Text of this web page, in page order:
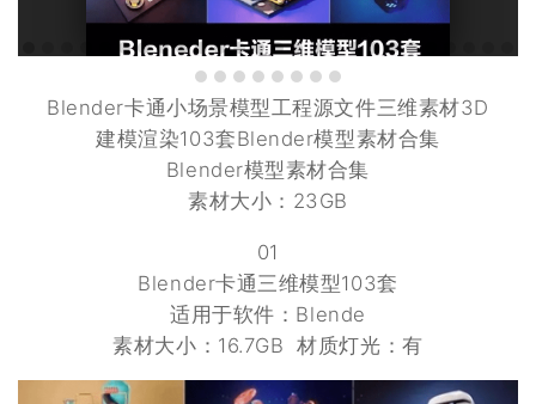
Blender卡通小场景模型工程源文件三维素材3D
建模渲染103套Blender模型素材合集
Blender模型素材合集
素材大小：23GB
01
Blender卡通三维模型103套
适用于软件：Blende
素材大小：16.7GB 材质灯光：有